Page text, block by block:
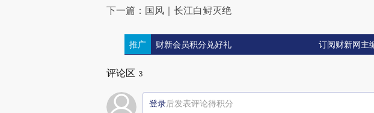
下一篇：国风｜长江白鲟灭绝
推广 财新会员积分兑好礼 订阅财新网主
评论区 3
登录后发表评论得积分